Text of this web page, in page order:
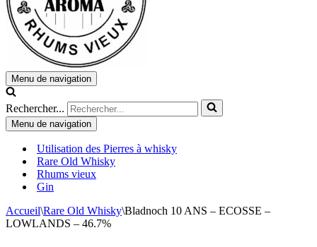
Menu de navigation
Rechercher...
Menu de navigation
Utilisation des Pierres à whisky
Rare Old Whisky
Rhums vieux
Gin
Accueil\Rare Old Whisky\Bladnoch 10 ANS – ECOSSE –
LOWLANDS – 46.7%